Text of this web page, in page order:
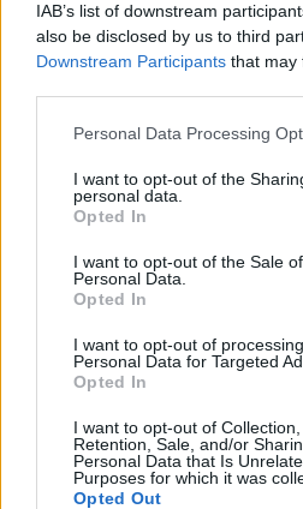
IAB’s list of downstream
also be disclosed by us to third
Downstream Participants that may
Personal Data Processing
I want to opt-out of the
personal data.
Opted In
I want to opt-out of the Sale
Personal Data.
Opted In
I want to opt-out of
Personal Data for Targeted
Opted In
I want to opt-out of Collection,
Retention, Sale, and/or
Personal Data that Is
Purposes for which it was
Opted Out
Εγγραφή στο
Αποδέχομαι τους
και την πολιτική
X